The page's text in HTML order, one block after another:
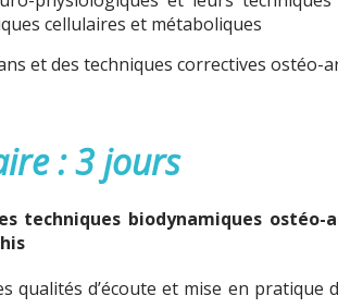
cellulaires et métaboliques
et des techniques correctives ostéo-
: 3 jours
techniques biodynamiques
qualités d’écoute et mise en pratique